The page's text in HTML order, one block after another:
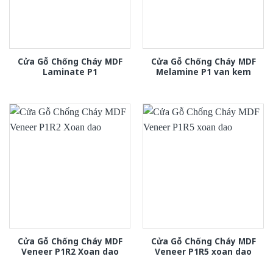
Cửa Gỗ Chống Cháy MDF
Laminate P1
Cửa Gỗ Chống Cháy MDF
Melamine P1 van kem
Cửa Gỗ Chống Cháy MDF
Veneer P1R2 Xoan dao
Cửa Gỗ Chống Cháy MDF
Veneer P1R5 xoan dao